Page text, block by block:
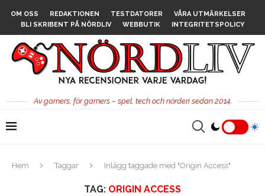
OM OSS REDAKTIONEN TESTDATORER
VÅRA UTMÄRKELSER
BLI SKRIBENT PÅ NÖRDLIV
WEBBUTIK INTEGRITETSPOLICY
Av gamers, för gamers – spel, tech och nörderi sedan 2014.
Hem Taggar Inlägg taggade med "Origin Access"
TAG: ORIGIN ACCESS